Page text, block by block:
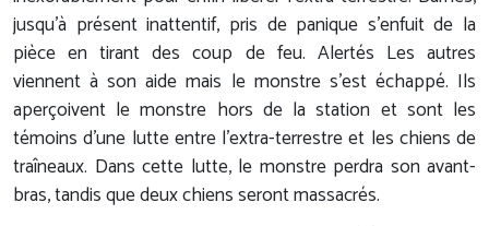
jusqu'à présent inattentif, pris de panique s'enfuit de la
pièce en tirant des coup de feu. Alertés Les autres
viennent à son aide mais le monstre s'est échappé. Ils
aperçoivent le monstre hors de la station et sont les
témoins d'une lutte entre l'extra-terrestre et les chiens de
traîneaux. Dans cette lutte, le monstre perdra son avant-
bras, tandis que deux chiens seront massacrés.